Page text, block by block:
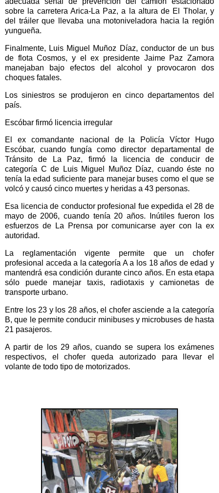
sobre la carretera Arica-La Paz, a la altura de El Tholar, y
del tráiler que llevaba una motoniveladora hacia la región
yungueña.
Finalmente, Luis Miguel Muñoz Díaz, conductor de un bus
de flota Cosmos, y el ex presidente Jaime Paz Zamora
manejaban bajo efectos del alcohol y provocaron dos
choques fatales.
Los siniestros se produjeron en cinco departamentos del
país.
Escóbar firmó licencia irregular
El ex comandante nacional de la Policía Víctor Hugo
Escóbar, cuando fungía como director departamental de
Tránsito de La Paz, firmó la licencia de conducir de
categoría C de Luis Miguel Muñoz Díaz, cuando éste no
tenía la edad suficiente para manejar buses como el que se
volcó y causó cinco muertes y heridas a 43 personas.
Esa licencia de conductor profesional fue expedida el 28 de
mayo de 2006, cuando tenía 20 años. Inútiles fueron los
esfuerzos de La Prensa por comunicarse ayer con la ex
autoridad.
La reglamentación vigente permite que un chofer
profesional acceda a la categoría A a los 18 años de edad y
mantendrá esa condición durante cinco años. En esta etapa
sólo puede manejar taxis, radiotaxis y camionetas de
transporte urbano.
Entre los 23 y los 28 años, el chofer asciende a la categoría
B, que le permite conducir minibuses y microbuses de hasta
21 pasajeros.
A partir de los 29 años, cuando se supera los exámenes
respectivos, el chofer queda autorizado para llevar el
volante de todo tipo de motorizados.